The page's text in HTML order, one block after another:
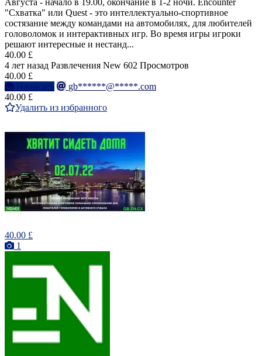
Августа - начало в 19.00, окончание в 1-2 ночи. Encounter
"Схватка" или Quest - это интеллектуально-спортивное
состязание между командами на автомобилях, для любителей
головоломок и интерактивных игр. Во время игры игроки
решают интересные и нестанд...
40.00 £
4 лет назад Развлечения New 602 Просмотров
40.00 £
Написать
gb******@*****.com
40.00 £
Удалить из избранного
40.00 £
1